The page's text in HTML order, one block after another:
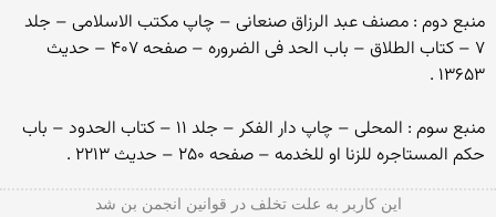
منبع دوم : مصنف عبد الرزاق صنعانی – چاپ مکتب الاسلامی – جلد
۷ – کتاب الطلاق – باب الحد فی الضروره – صفحه ۴۰۷ – حدیث
۱۳۶۵۳ .
منبع سوم : المحلی – چاپ دار الفکر – جلد ۱۱ – کتاب الحدود – باب
حکم المستاجره للزنا او للخدمه – صفحه ۲۵۰ – حدیث ۲۲۱۳ .
این کاربر به علت تخلف در قوانین انجمن بن شد